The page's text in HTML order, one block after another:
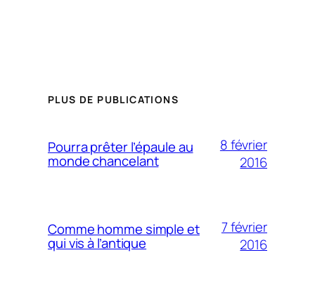
PLUS DE PUBLICATIONS
Pourra prêter l’épaule au
monde chancelant
8 février
2016
Comme homme simple et
qui vis à l’antique
7 février
2016